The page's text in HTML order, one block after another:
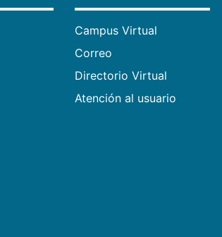
Campus Virtual
Correo
Directorio Virtual
Atención al usuario